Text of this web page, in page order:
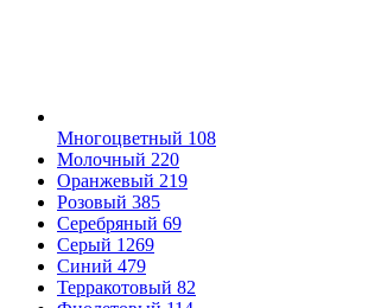
Многоцветный 108
Молочный 220
Оранжевый 219
Розовый 385
Серебряный 69
Серый 1269
Синий 479
Терракотовый 82